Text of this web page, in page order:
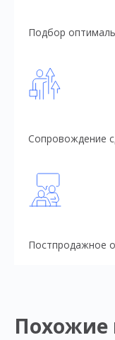
Подбор
Сопровождение
Постпродажное
Похожие